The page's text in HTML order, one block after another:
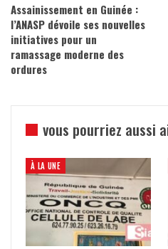
Assainissement en Guinée :
l’ANASP dévoile ses nouvelles
initiatives pour un
ramassage moderne des
ordures
vous pourriez aussi
À LA UNE